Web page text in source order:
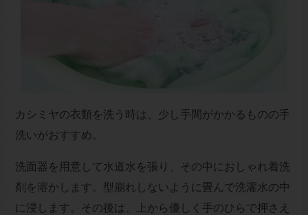
カシミヤの衣類を洗う時は、少し手間がかかるものの手
洗いがおすすめ。
洗面器を用意して水道水を張り、その中におしゃれ着洗
剤を溶かします。型崩れしないように畳んで洗濯水の中
に浸します。その後は、上から優しく手のひらで押さえ